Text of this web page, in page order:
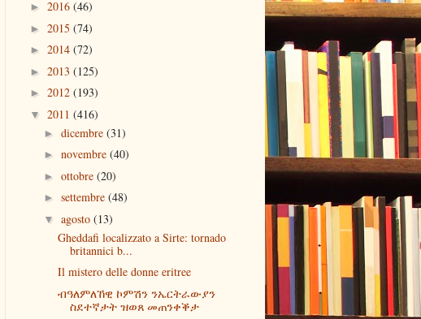
► 2016 (46)
► 2015 (74)
► 2014 (72)
► 2013 (125)
► 2012 (193)
▼ 2011 (416)
► dicembre (31)
► novembre (40)
► ottobre (20)
► settembre (48)
▼ agosto (13)
Gheddafi localizzato a Sirte: tornado
britannici b...
Il mistero delle donne eritree
ብዓለምለኸዊ ኮምሽን ንኤርትራውያን
ስደተኛታት ዝወጸ መጠንቀቕታ